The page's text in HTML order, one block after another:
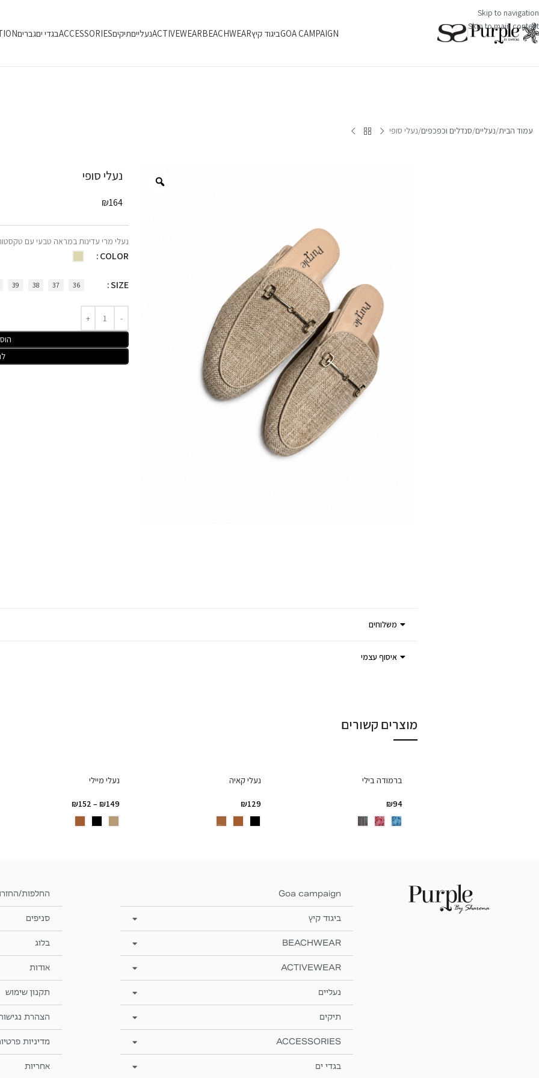
Skip to navigation
Skip to main content
GOA CAMPAIGNביגוד קיץBEACHWEAR
ACTIVEWEARנעלייםתיקיםACCESSORIESבגדי יםגברים
עמוד הבית נעליים סנדלים וכפכפים נעלי סופי
נעלי סופי
₪164
נעלי מרי עדינותבמראה טבעי עם
COLOR
SIZE
36
37
38
39
משלוחים
איסוף עצמי
מוצרים קשורים
ברמודה בילי
₪94
נעלי קאיה
₪129
נעלי מיילי
₪149
–
₪152
Goa campaign
ביגוד קיץ
BEACHWEAR
ACTIVEWEAR
נעליים
תיקים
ACCESSORIES
בגדי ים
החלפות/
סניפים
בלוג
אודות
תקנון שימוש
הצהרת
מדיניות
אחריות